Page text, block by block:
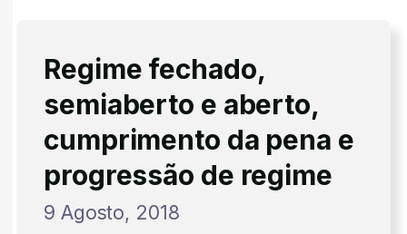
Regime fechado,
semiaberto e aberto,
cumprimento da pena e
progressão de regime
9 Agosto, 2018